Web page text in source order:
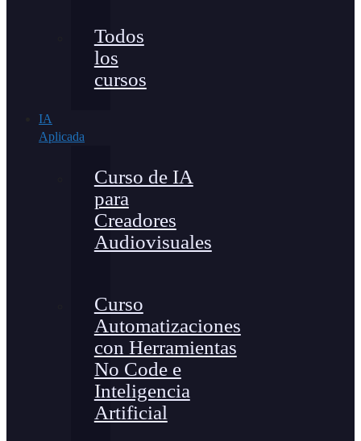
Todos
los
cursos
IA
Aplicada
Curso de IA
para
Creadores
Audiovisuales
Curso
Automatizaciones
con Herramientas
No Code e
Inteligencia
Artificial